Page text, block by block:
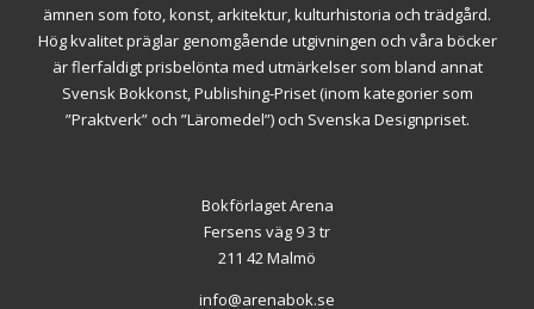
ämnen som foto, konst, arkitektur, kulturhistoria och trädgård.
Hög kvalitet präglar genomgående utgivningen och våra böcker
är flerfaldigt prisbelönta med utmärkelser som bland annat
Svensk Bokkonst, Publishing-Priset (inom kategorier som
”Praktverk” och ”Läromedel”) och Svenska Designpriset.
Bokförlaget Arena
Fersens väg 9 3 tr
211 42 Malmö
info@arenabok.se